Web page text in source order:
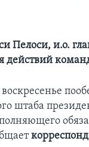
и.о.
действий
штаба